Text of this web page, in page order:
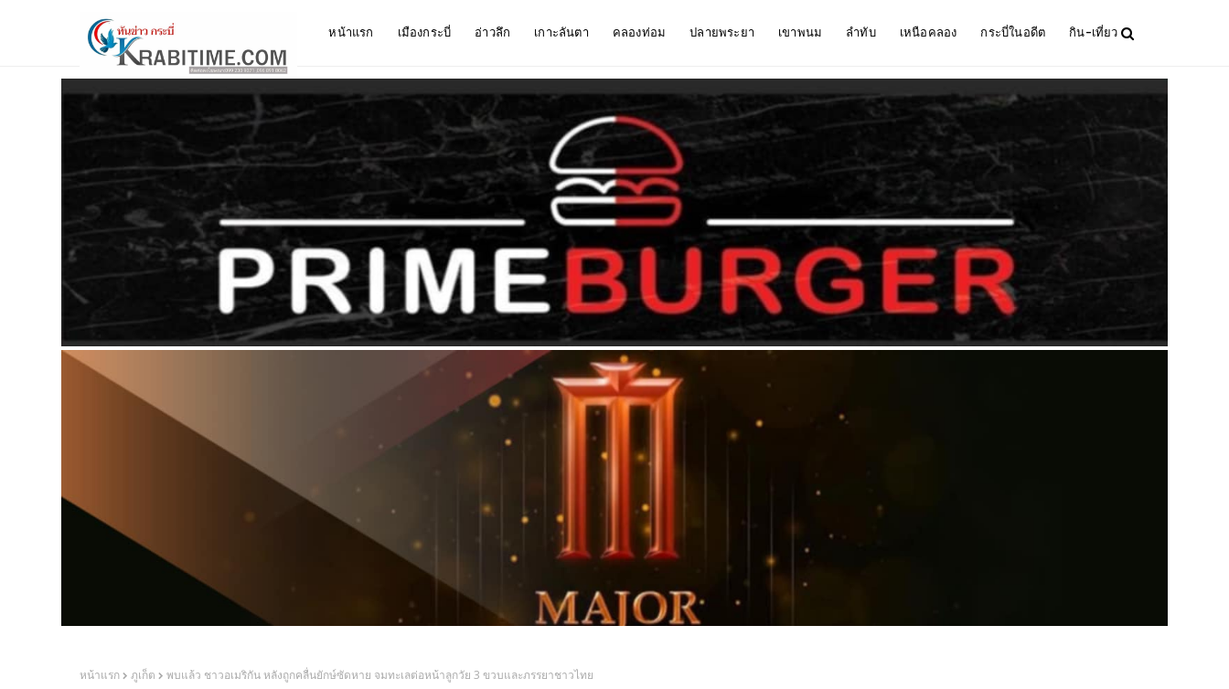
หน้าแรก เมืองกระบี่ อ่าวลึก เกาะลันตา คลองท่อม ปลายพระยา เขาพนม ลำทับ เหนือคลอง กระบี่ในอดีต กิน-เที่ยว
หน้าแรก ภูเก็ต พบแล้ว ชาวอเมริกัน หลังถูกคลื่นยักษ์ซัดหาย จมทะเลต่อหน้าลูกวัย 3 ขวบและภรรยาชาวไทย